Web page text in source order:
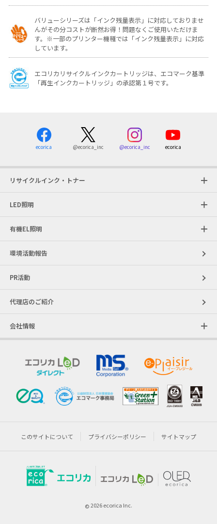
バリューシリーズは「インク残量表示」に対応しておりませ
んがその分コストが断然お得！問題なくご使用いただけま
す。※一部のプリンター機種では「インク残量表示」に対応
しています。
エコリカリサイクルインクカートリッジは、エコマーク基準
「再生インクカートリッジ」の承認第１号です。
ecorica @ecorica_inc @ecorica_inc ecorica
リサイクルインク・トナー
LED照明
有機EL照明
環境活動報告
PR活動
代理店のご紹介
会社情報
このサイトについて プライバシーポリシー サイトマップ
©2026 ecorica Inc.